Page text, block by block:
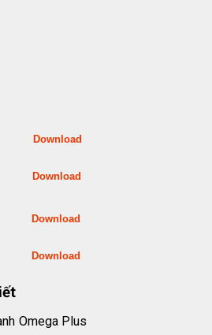
Download
Download
Download
Download
Omega Plus